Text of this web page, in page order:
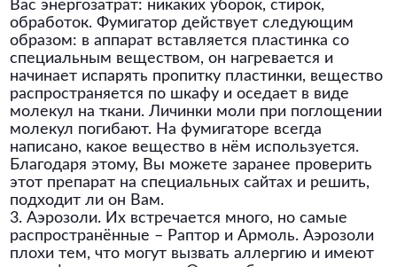
Вас энергозатрат: никаких уборок, стирок,
обработок. Фумигатор действует следующим
образом: в аппарат вставляется пластинка со
специальным веществом, он нагревается и
начинает испарять пропитку пластинки, вещество
распространяется по шкафу и оседает в виде
молекул на ткани. Личинки моли при поглощении
молекул погибают. На фумигаторе всегда
написано, какое вещество в нём используется.
Благодаря этому, Вы можете заранее проверить
этот препарат на специальных сайтах и решить,
подходит ли он Вам.
3. Аэрозоли. Их встречается много, но самые
распространённые – Раптор и Армоль. Аэрозоли
плохи тем, что могут вызвать аллергию и имеют